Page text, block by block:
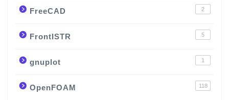
FreeCAD 2
FrontISTR 5
gnuplot 1
OpenFOAM 118